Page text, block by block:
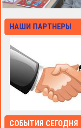
НАШИ ПАРТНЕРЫ
СОБЫТИЯ СЕГОДНЯ